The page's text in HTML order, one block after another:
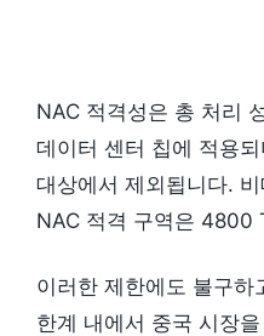
NAC 적격성은 총 처리
데이터 센터 칩에 적용
대상에서 제외됩니다.
NAC 적격 구역은 4800
이러한 제한에도 불구하
한계 내에서 중국 시장